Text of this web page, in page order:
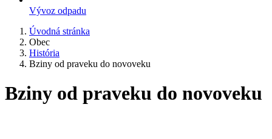
Vývoz odpadu
Úvodná stránka
Obec
História
Bziny od praveku do novoveku
Bziny od praveku do novoveku